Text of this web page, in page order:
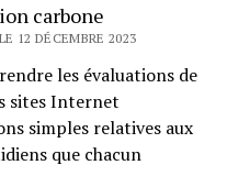
carbone
12 DÉCEMBRE 2023
les évaluations de
sites Internet
simples relatives aux
que chacun